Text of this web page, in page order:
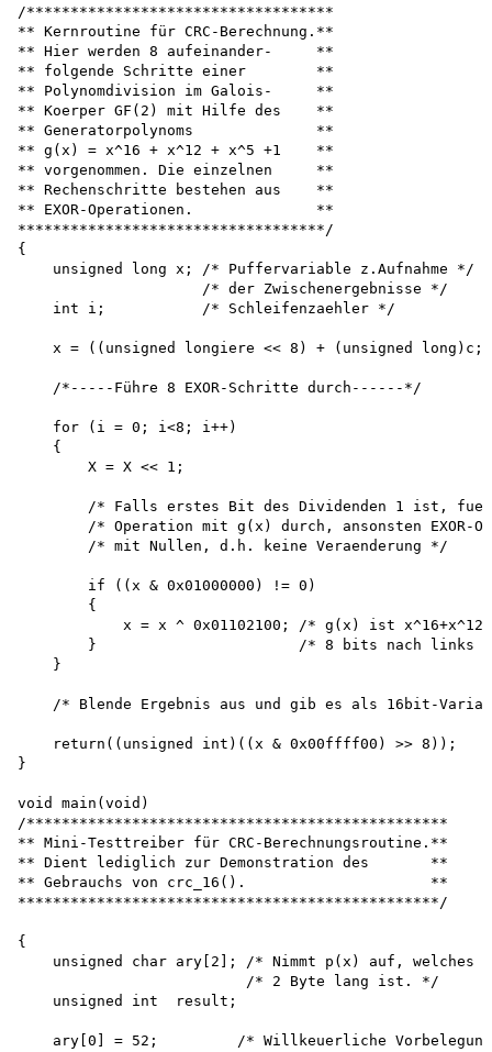
/***********************************
** Kernroutine für CRC-Berechnung.**
** Hier werden 8 aufeinander-     **
** folgende Schritte einer        **
** Polynomdivision im Galois-     **
** Koerper GF(2) mit Hilfe des    **
** Generatorpolynoms              **
** g(x) = x^16 + x^12 + x^5 +1    **
** vorgenommen. Die einzelnen     **
** Rechenschritte bestehen aus    **
** EXOR-Operationen.              **
***********************************/
{
    unsigned long x; /* Puffervariable z.Aufnahme */
                     /* der Zwischenergebnisse */
    int i;           /* Schleifenzaehler */
    x = ((unsigned longiere << 8) + (unsigned long)c;
    /*-----Führe 8 EXOR-Schritte durch------*/
    for (i = 0; i<8; i++)
    {
        X = X << 1;
/* Falls erstes Bit des Dividenden 1 ist,
/* Operation mit g(x) durch, ansonsten EXOR-
        /* mit Nullen, d.h. keine Veraenderung */
        if ((x & 0x01000000) != 0)
        {
x = x ^ 0x01102100; /* g(x) ist
}                       /* 8 bits nach links
    }
/* Blende Ergebnis aus und gib es als 16bit-
    return((unsigned int)((x & 0x00ffff00) >> 8));
}
void main(void)
/************************************************
** Mini-Testtreiber für CRC-Berechnungsroutine.**
** Dient lediglich zur Demonstration des       **
** Gebrauchs von crc_16().                     **
************************************************/
{
unsigned char ary[2]; /* Nimmt p(x) auf, welches
                          /* 2 Byte lang ist. */
    unsigned int  result;
ary[0] = 52;         /* Willkeuerliche